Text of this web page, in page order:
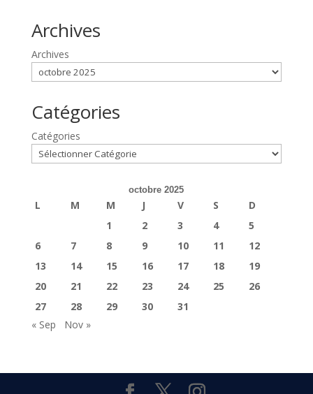
Archives
Archives
Catégories
Catégories
octobre 2025
L M M J V S
D
1
2 3 4
5
6
7 8 9 10 11
12
13
14 15 16 17 18
19
20
21 22 23 24 25
26
27
28 29 30
31
« Sep
Nov »